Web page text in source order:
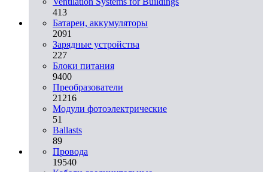
413
Батареи, аккумуляторы
2091
Зарядные устройства
227
Блоки питания
9400
Преобразователи
21216
Модули фотоэлектрические
51
Ballasts
89
Провода
19540